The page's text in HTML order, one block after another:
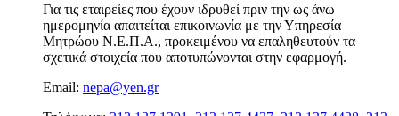
Για τις εταιρείες που έχουν ιδρυθεί πριν την ως άνω
ημερομηνία απαιτείται επικοινωνία με την Υπηρεσία
Μητρώου Ν.Ε.Π.Α., προκειμένου να επαληθευτούν τα
σχετικά στοιχεία που αποτυπώνονται στην εφαρμογή.
Email: nepa@yen.gr